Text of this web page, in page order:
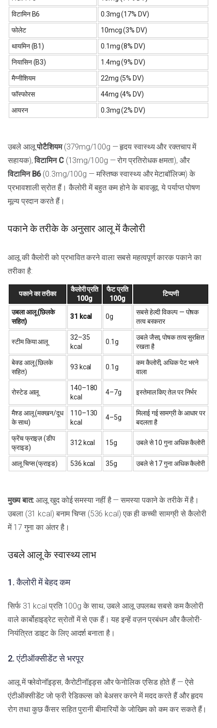
विटामिन B6 0.3mg (17% DV)
फोलेट 10mcg (3% DV)
थायमिन (B1) 0.1mg (8% DV)
नियासिन (B3) 1.4mg (9% DV)
मैग्नीशियम 22mg (5% DV)
फॉस्फोरस 44mg (4% DV)
आयरन 0.3mg (2% DV)
उबले आलूपोटैशियम(379mg/100g — हृदय स्वास्थ्य और रक्तचाप में
सहायक),विटामिन C(13mg/100g — रोग प्रतिरोधक क्षमता), और
विटामिन B6(0.3mg/100g — मस्तिष्क स्वास्थ्य और मेटाबॉलिज्म) के
प्रभावशाली स्रोत हैं। कैलोरी में बहुत कम होने के बावजूद, ये पर्याप्त पोषण
मूल्य प्रदान करते हैं।
पकाने के तरीके के अनुसार आलू में कैलोरी
आलू की कैलोरी को प्रभावित करने वाला सबसे महत्वपूर्ण कारक पकाने का
तरीका है:
पकाने का तरीका
कैलोरी प्रति
100g
फैट प्रति
100g
टिप्पणी
उबला आलू (छिलके
सहित)
31 kcal 0g
सबसे हेल्दी विकल्प — पोषक
तत्व बरकरार
स्टीम किया आलू
32–35
kcal
0.1g
उबले जैसा, पोषक तत्व सुरक्षित
रखता है
बेक्ड आलू (छिलके
सहित)
93 kcal 0.1g
कम कैलोरी, अधिक पेट भरने
वाला
रोस्टेड आलू
140–180
kcal
4–7g इस्तेमाल किए तेल पर निर्भर
मैश्ड आलू (मक्खन/दूध
के साथ)
110–130
kcal
4–5g
मिलाई गई सामग्री के आधार पर
बदलता है
फ्रेंच फ्राइज़ (डीप
फ्राइड)
312 kcal 15g उबले से 10 गुना अधिक कैलोरी
आलू चिप्स (फ्राइड) 536 kcal 35g उबले से 17 गुना अधिक कैलोरी
मुख्य बात: आलू खुद कोई समस्या नहीं है — समस्या पकाने के तरीके में है।
उबला (31 kcal) बनाम चिप्स (536 kcal) एक ही कच्ची सामग्री से कैलोरी
में 17 गुना का अंतर है।
उबले आलू के स्वास्थ्य लाभ
1. कैलोरी में बेहद कम
सिर्फ 31 kcal प्रति 100g के साथ, उबले आलू उपलब्ध सबसे कम कैलोरी
वाले कार्बोहाइड्रेट स्रोतों में से एक हैं। यह इन्हें वज़न प्रबंधन और कैलोरी-
नियंत्रित डाइट के लिए आदर्श बनाता है।
2. एंटीऑक्सीडेंट से भरपूर
आलू में फ्लेवोनॉइड्स, कैरोटीनॉइड्स और फेनोलिक एसिड होते हैं — ऐसे
एंटीऑक्सीडेंट जो फ्री रेडिकल्स को बेअसर करने में मदद करते हैं और हृदय
रोग तथा कुछ कैंसर सहित पुरानी बीमारियों के जोखिम को कम कर सकते हैं।